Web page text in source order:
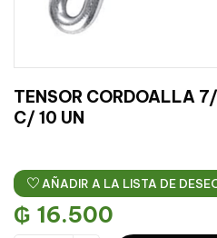
TENSOR CORDOALLA
C/ 10 UN
AÑADIR A LA LISTA DE
₲ 16.500